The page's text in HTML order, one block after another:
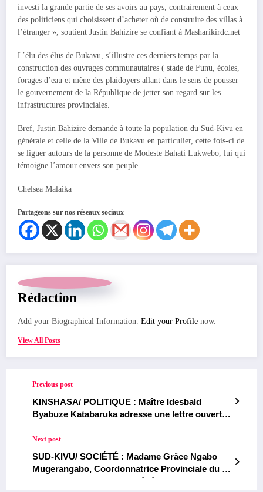
investi la grande partie de ses avoirs au pays, contrairement à ceux
des politiciens qui choisissent d’acheter où de construire des villas à
l’étranger », soutient Justin Bahizire se confiant à Masharikirdc.net
L’élu des élus de Bukavu, s’illustre ces derniers temps par la
construction des ouvrages communautaires ( stade de Funu, écoles,
forages d’eau et mène des plaidoyers allant dans le sens de pousser
le gouvernement de la République de jetter son regard sur les
infrastructures provinciales.
Bref, Justin Bahizire demande à toute la population du Sud-Kivu en
générale et celle de la Ville de Bukavu en particulier, cette fois-ci de
se liguer autours de la personne de Modeste Bahati Lukwebo, lui qui
témoigne l’amour envers son peuple.
Chelsea Malaika
Partageons sur nos réseaux sociaux
Rédaction
Add your Biographical Information. Edit your Profile now.
View All Posts
Previous post
KINSHASA/ POLITIQUE : Maître Idesbald
Byabuze Katabaruka adresse une lettre ouverte
pleurnicher est revolu
Next post
SUD-KIVU/ SOCIÉTÉ : Madame Grâce Ngabo
Mugerangabo, Coordonnatrice Provinciale du P-
DDRCS, condamne avec véhémence la barbarie